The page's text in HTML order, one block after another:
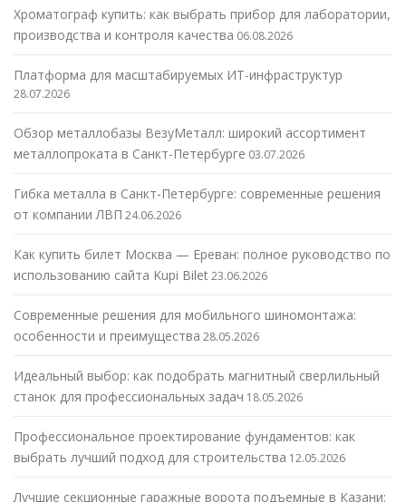
Хроматограф купить: как выбрать прибор для лаборатории,
производства и контроля качества 06.08.2026
Платформа для масштабируемых ИТ-инфраструктур
28.07.2026
Обзор металлобазы ВезуМеталл: широкий ассортимент
металлопроката в Санкт-Петербурге 03.07.2026
Гибка металла в Санкт-Петербурге: современные решения
от компании ЛВП 24.06.2026
Как купить билет Москва — Ереван: полное руководство по
использованию сайта Kupi Bilet23.06.2026
Современные решения для мобильного шиномонтажа:
особенности и преимущества 28.05.2026
Идеальный выбор: как подобрать магнитный сверлильный
станок для профессиональных задач 18.05.2026
Профессиональное проектирование фундаментов: как
выбрать лучший подход для строительства 12.05.2026
Лучшие секционные гаражные ворота подъемные в Казани: